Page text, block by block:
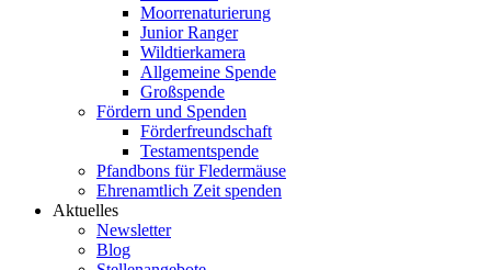
Moorrenaturierung
Junior Ranger
Wildtierkamera
Allgemeine Spende
Großspende
Fördern und Spenden
Förderfreundschaft
Testamentspende
Pfandbons für Fledermäuse
Ehrenamtlich Zeit spenden
Aktuelles
Newsletter
Blog